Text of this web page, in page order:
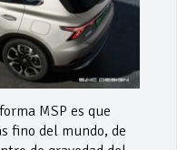
MSP es que
fino del mundo, de